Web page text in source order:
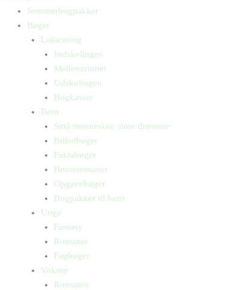
Sommerbogpakker
Bøger
Letlæsning
Indskolingen
Mellemtrinnet
Udskolingen
Bogkasser
Børn
Små mennesker, store drømme
Billedbøger
Faktabøger
Børneromaner
Opgavebøger
Bogpakker til børn
Unge
Fantasy
Romaner
Fagbøger
Voksne
Romance